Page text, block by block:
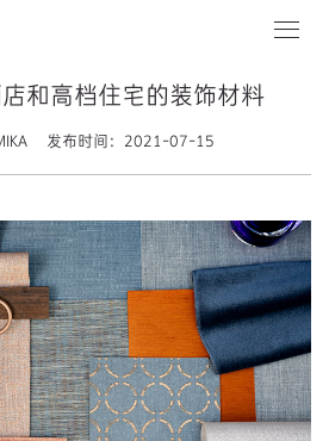
和高档住宅的装饰材料
发布时间：2021-07-15